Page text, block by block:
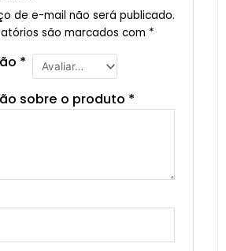
de e-mail não será publicado.
são marcados com *
*
sobre o produto *